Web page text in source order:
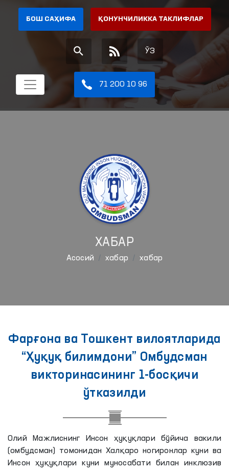
БОШ САҲИФА ҚОНУНЧИЛИККА ТАКЛИФЛАР
ЎЗ
71 200 10 96
ХАБАР
Aсосий хабар хабар
Фарғона ва Тошкент вилоятларида
“Ҳуқуқ билимдони” Омбудсман
викторинасининг 1-босқичи
ўтказилди
Олий Мажлиснинг Инсон ҳуқуқлари бўйича вакили
(омбудсман) томонидан Халқаро ногиронлар куни ва
Инсон ҳуқуқлари куни муносабати билан инклюзив